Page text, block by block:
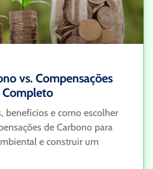
vs. Compensações
Completo
benefícios e como escolher
de Carbono para
e construir um